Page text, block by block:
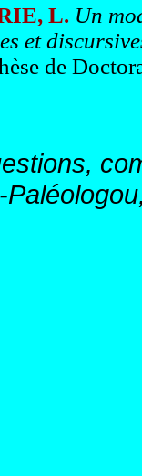
L. Un
et
de